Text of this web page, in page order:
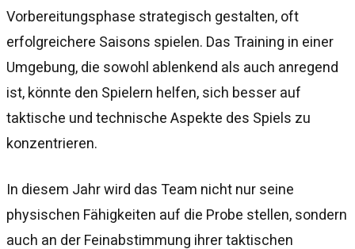
Vorbereitungsphase strategisch gestalten, oft
erfolgreichere Saisons spielen. Das Training in einer
Umgebung, die sowohl ablenkend als auch anregend
ist, könnte den Spielern helfen, sich besser auf
taktische und technische Aspekte des Spiels zu
konzentrieren.
In diesem Jahr wird das Team nicht nur seine
physischen Fähigkeiten auf die Probe stellen, sondern
auch an der Feinabstimmung ihrer taktischen